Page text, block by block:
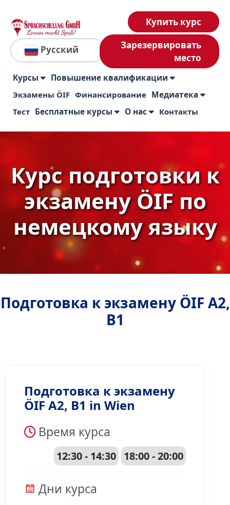
Русский
Купить курс
Зарезервировать
место
Курсы Повышение квалификации
Экзамены ÖIF Финансирование Медиатека
Тест Бесплатные курсы О нас Контакты
Курс подготовки к
экзамену ÖIF по
немецкому языку
Подготовка к экзамену ÖIF A2,
B1
Подготовка к экзамену
ÖIF A2, B1 in Wien
Время курса
12:30 - 14:30 18:00 - 20:00
Дни курса